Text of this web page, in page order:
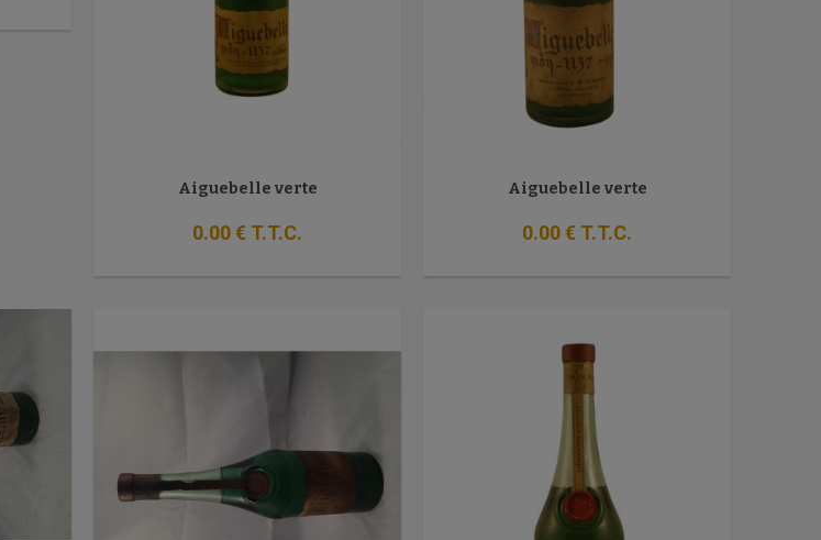
Aiguebelle verte
0.00€ T.T.C.
Aiguebelle verte
0.00€ T.T.C.